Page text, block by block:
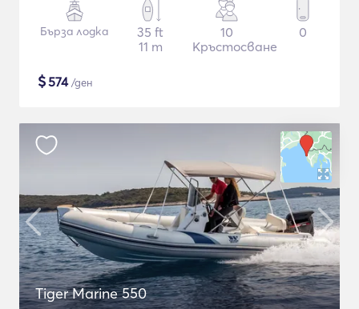
Бърза лодка
35 ft
11 m
10
Кръстосване
0
$574/ден
Tiger Marine 550